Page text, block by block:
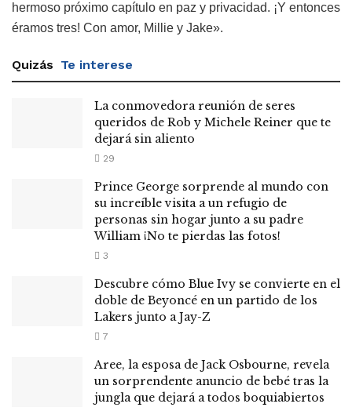
hermoso próximo capítulo en paz y privacidad. ¡Y entonces
éramos tres! Con amor, Millie y Jake».
Quizás Te interese
La conmovedora reunión de seres
queridos de Rob y Michele Reiner que te
dejará sin aliento
29
Prince George sorprende al mundo con
su increíble visita a un refugio de
personas sin hogar junto a su padre
William ¡No te pierdas las fotos!
3
Descubre cómo Blue Ivy se convierte en el
doble de Beyoncé en un partido de los
Lakers junto a Jay-Z
7
Aree, la esposa de Jack Osbourne, revela
un sorprendente anuncio de bebé tras la
jungla que dejará a todos boquiabiertos